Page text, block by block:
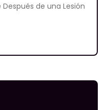
de una Lesión